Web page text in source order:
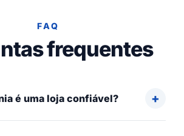
FAQ
frequentes
é uma loja confiável?